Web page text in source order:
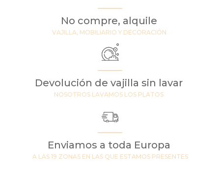
No compre, alquile
VAJILLA, MOBILIARIO Y DECORACIÓN
Devolución de vajilla sin lavar
NOSOTROS LAVAMOS LOS PLATOS
Enviamos a toda Europa
A LAS 19 ZONAS EN LAS QUE ESTAMOS PRESENTES